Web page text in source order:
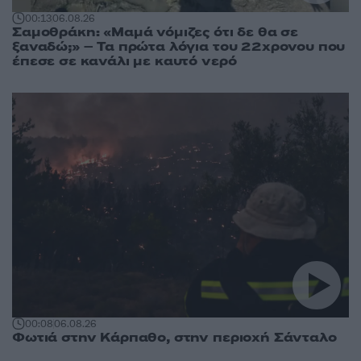
00:1306.08.26
Σαμοθράκη: «Μαμά νόμιζες ότι δε θα σε
ξαναδώ;» – Τα πρώτα λόγια του 22χρονου που
έπεσε σε κανάλι με καυτό νερό
00:0806.08.26
Φωτιά στην Κάρπαθο, στην περιοχή Σάνταλο